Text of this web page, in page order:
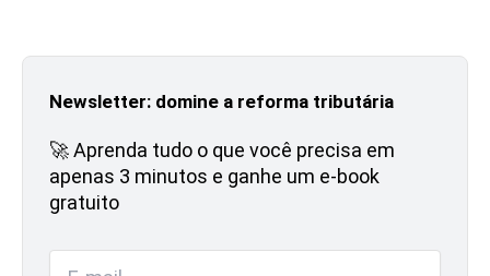
Newsletter: domine a reforma tributária
🚀 Aprenda tudo o que você precisa em
apenas 3 minutos e ganhe um e-book
gratuito